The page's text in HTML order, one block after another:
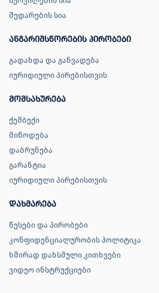
შედარების სია
ანგარიშსწორების პირობები
გადახდა და განვადება
იურიდიული პირებისთვის
მომსახურება
ქეშბექი
მიწოდება
დაბრუნება
გარანტია
იურიდიული პირებისთვის
დახმარება
წესები და პირობები
კონფიდენციალურობის პოლიტიკა
ხშირად დახსმული კითხვები
ვიდეო ინსტრუქციები